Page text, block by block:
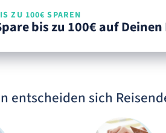
ZU 100€ SPAREN
bis zu 100€ auf
entscheiden sich